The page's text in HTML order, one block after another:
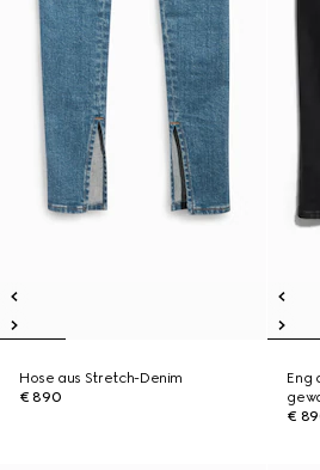
Hose aus Stretch-Denim
€ 890
Eng
€